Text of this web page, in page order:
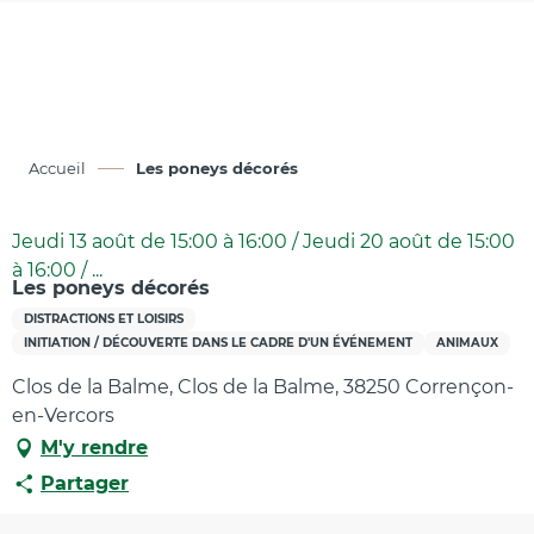
Accueil Les poneys décorés
Jeudi 13 août de 15:00 à 16:00 / Jeudi 20 août de 15:00
à 16:00 / ...
Les poneys décorés
DISTRACTIONS ET LOISIRS
INITIATION / DÉCOUVERTE DANS LE CADRE D'UN ÉVÉNEMENT
ANIMAUX
Clos de la Balme, Clos de la Balme, 38250 Corrençon-
en-Vercors
M'y rendre
Partager